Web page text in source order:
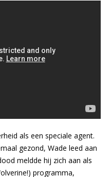
als een speciale agent.
gezond, Wade leed aan
meldde hij zich aan als
programma,